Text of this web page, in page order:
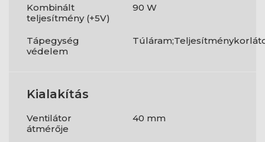
Kombinált
teljesítmény (+5V)
90 W
Tápegység
védelem
Kialakítás
Ventilátor
átmérője
40 mm